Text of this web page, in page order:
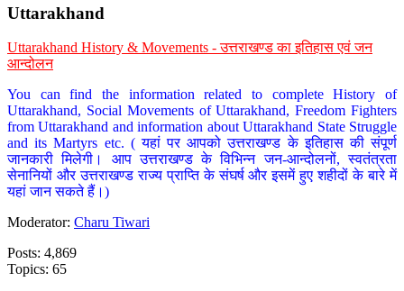
Uttarakhand
Uttarakhand History & Movements - उत्तराखण्ड का इतिहास एवं जन
आन्दोलन
You can find the information related to complete History of
Uttarakhand, Social Movements of Uttarakhand, Freedom Fighters
from Uttarakhand and information about Uttarakhand State Struggle
and its Martyrs etc. ( यहां पर आपको उत्तराखण्ड के इतिहास की संपूर्ण
जानकारी मिलेगी। आप उत्तराखण्ड के विभिन्न जन-आन्दोलनों, स्वतंत्रता
सेनानियों और उत्तराखण्ड राज्य प्राप्ति के संघर्ष और इसमें हुए शहीदों के बारे में
यहां जान सकते हैं।)
Moderator: Charu Tiwari
Posts: 4,869
Topics: 65